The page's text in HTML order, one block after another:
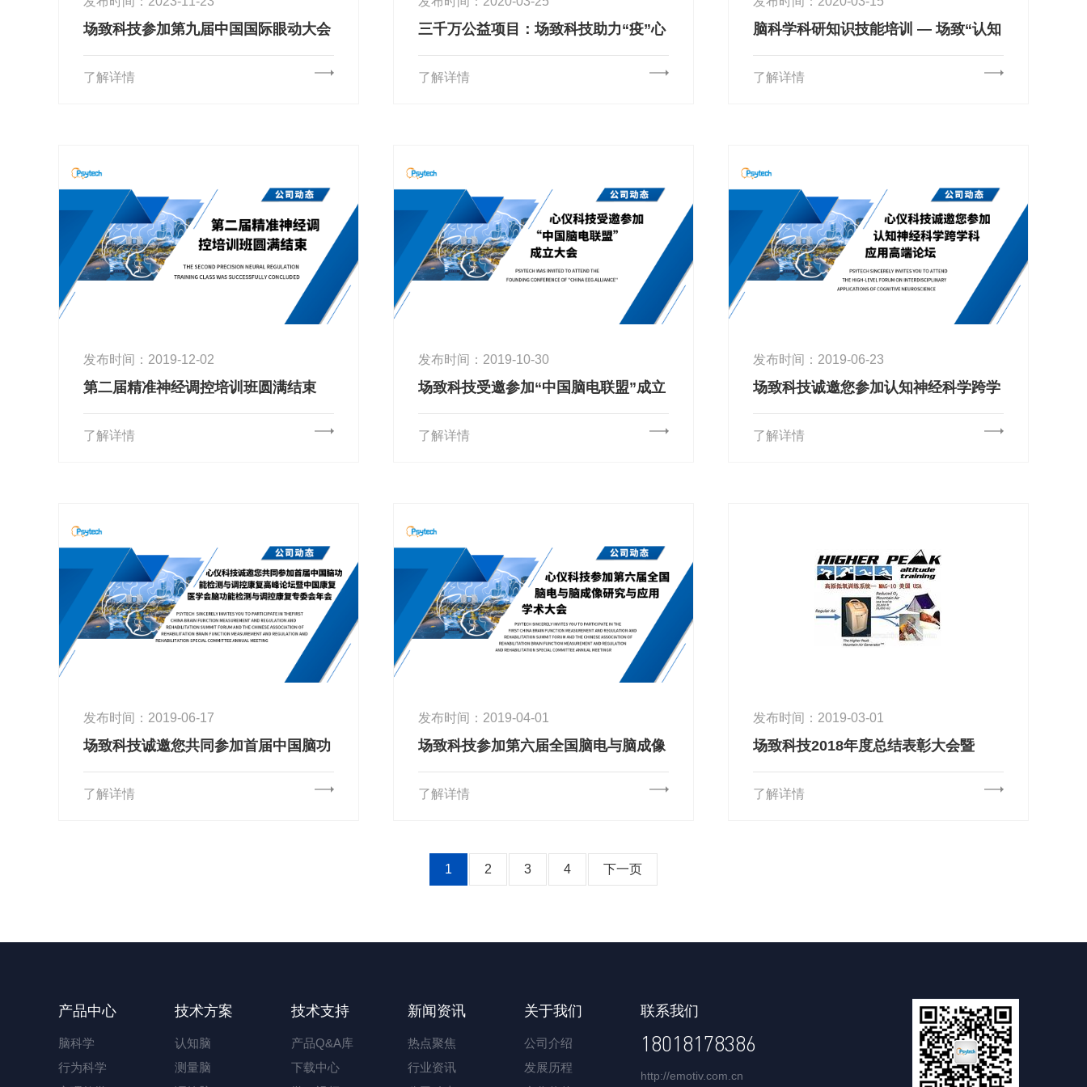
场致科技参加第九届中国国际眼动大会
了解详情
三千万公益项目：场致科技助力“疫”心
了解详情
脑科学科研知识技能培训 — 场致“认知
了解详情
发布时间：2019-12-02
第二届精准神经调控培训班圆满结束
了解详情
发布时间：2019-10-30
场致科技受邀参加“中国脑电联盟”成立
了解详情
发布时间：2019-06-23
场致科技诚邀您参加认知神经科学跨学
了解详情
发布时间：2019-06-17
场致科技诚邀您共同参加首届中国脑功
医学会脑功能检测与调控康复专委会年
会
了解详情
发布时间：2019-04-01
场致科技参加第六届全国脑电与脑成像
了解详情
发布时间：2019-03-01
场致科技2018年度总结表彰大会暨
了解详情
1 2 3 4 下一页
产品中心
脑科学
行为科学
技术方案
认知脑
测量脑
技术支持
产品Q&A库
下载中心
新闻资讯
热点聚焦
行业资讯
关于我们
公司介绍
发展历程
联系我们
18018178386
http://emotiv.com.cn